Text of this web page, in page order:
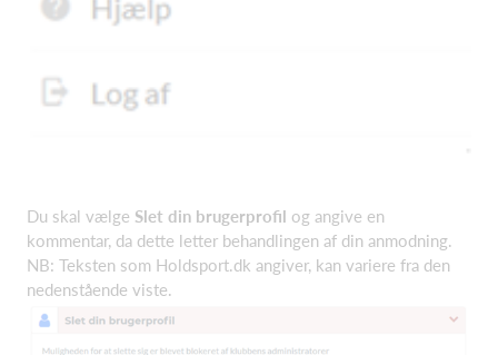
Du skal vælge Slet din brugerprofil og angive en
kommentar, da dette letter behandlingen af din anmodning.
NB: Teksten som Holdsport.dk angiver, kan variere fra den
nedenstående viste.